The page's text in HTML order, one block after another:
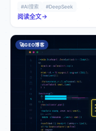
#AI搜索 #DeepSeek
阅读全文
🚀GEO博客